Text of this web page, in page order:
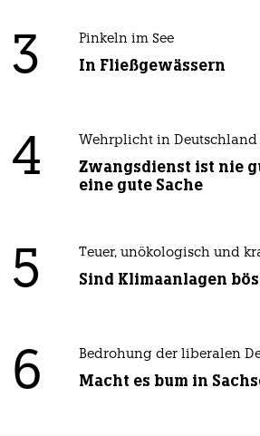
3 Pinkeln im See
In Fließgewässern
4 Wehrplicht in Deutschland
Zwangsdienst ist nie
eine gute Sache
5 Teuer, unökologisch und
Sind Klimaanlagen
6 Bedrohung der liberalen
Macht es bum in